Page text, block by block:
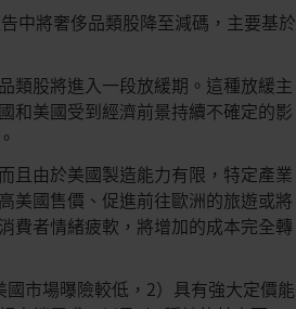
中將奢侈品類股降至減碼，主要基於
類股將進入一段放緩期。這種放緩主
和美國受到經濟前景持續不確定的影
且由於美國製造能力有限，特定產業
美國售價、促進前往歐洲的旅遊或將
費者情緒疲軟，將增加的成本完全轉
市場曝險較低，2）具有強大定價能